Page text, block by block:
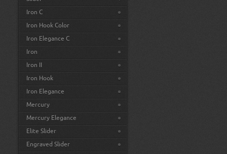
Iron C
Iron Hook Color
Iron Elegance C
Iron
Iron II
Iron Hook
Iron Elegance
Mercury
Mercury Elegance
Elite Slider
Engraved Slider